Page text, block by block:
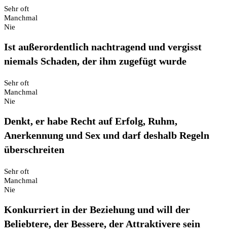
Sehr oft
Manchmal
Nie
Ist außerordentlich nachtragend und vergisst
niemals Schaden, der ihm zugefügt wurde
Sehr oft
Manchmal
Nie
Denkt, er habe Recht auf Erfolg, Ruhm,
Anerkennung und Sex und darf deshalb Regeln
überschreiten
Sehr oft
Manchmal
Nie
Konkurriert in der Beziehung und will der
Beliebtere, der Bessere, der Attraktivere sein